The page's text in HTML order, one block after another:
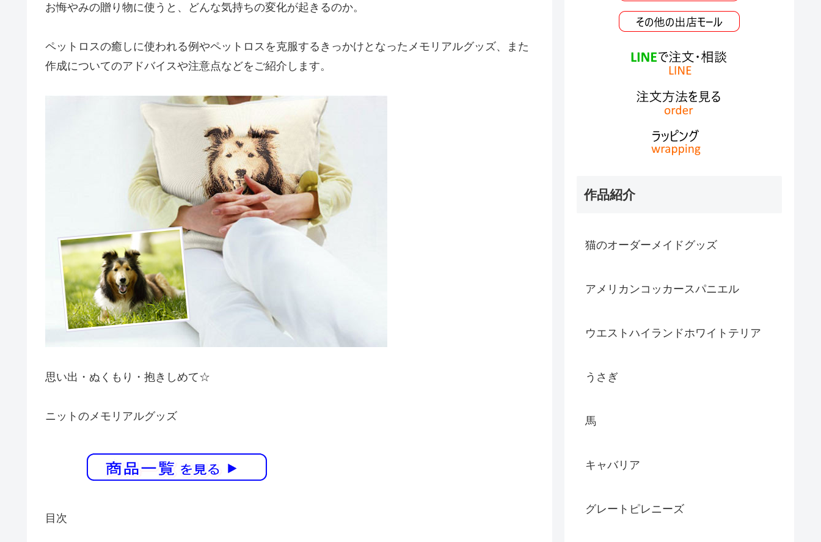
お悔やみの贈り物に使うと、どんな気持ちの変化が起きるのか。
ペットロスの癒しに使われる例やペットロスを克服するきっかけとなったメモリアルグッズ、また
作成についてのアドバイスや注意点などをご紹介します。
思い出・ぬくもり・抱きしめて☆
ニットのメモリアルグッズ
目次
作品紹介
猫のオーダーメイドグッズ
アメリカンコッカースパニエル
ウエストハイランドホワイトテリア
うさぎ
馬
キャバリア
グレートピレニーズ